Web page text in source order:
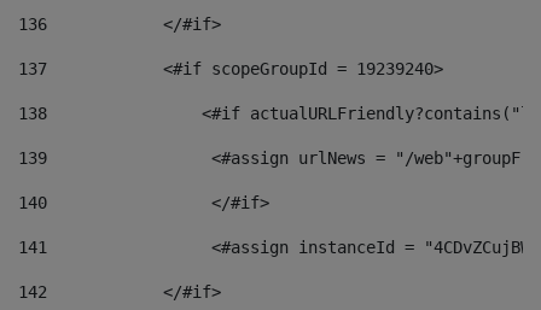
136
            </#if>
137
            <#if scopeGroupId = 19239240>
138
<#if
139
<#assign urlNews = "/
140
                 </#if>
141
<#assign instanceId =
142
            </#if>